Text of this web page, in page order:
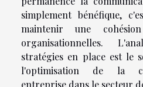
simplement bénéfique,
maintenir une
organisationnelles.
stratégies en place est le
l'optimisation de la
entreprise dans le secteur